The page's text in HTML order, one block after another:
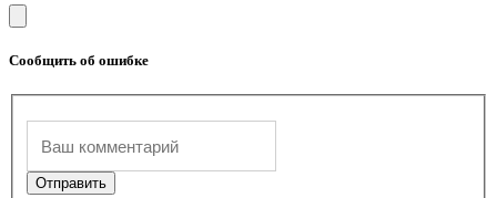
Сообщить об ошибке